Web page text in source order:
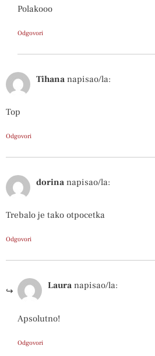
Polakooo
Odgovori
Tihana napisao/la:
Top
Odgovori
dorina napisao/la:
Trebalo je tako otpocetka
Odgovori
Laura napisao/la:
Apsolutno!
Odgovori